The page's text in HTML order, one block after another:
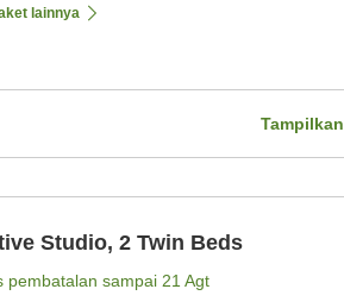
lainnya
Tampilkan
Studio, 2 Twin Beds
pembatalan sampai 21 Agt